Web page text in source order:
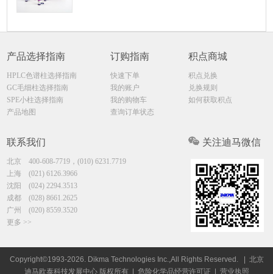
产品选择指南
HPLC色谱柱选择指南
GC毛细柱选择指南
SPE小柱选择指南
产品地图
订购指南
快速下单
我的账户
我的购物车
查询订单状态
积点商城
积点兑换
兑换规则
如何获取积点
联系我们
北京400-608-7719，(010) 6231.7719
上海(021) 6126.3966
沈阳(024) 2294.3513
成都(028) 8661.2625
广州(020) 8559.3520
更多 >>
关注迪马微信
Copyright©1993-2026. Dikma Technologies Inc.,All Rights Reserved.
| 北京
迪马欧泰科技发展中心 版权所有 | 危险化学品经营许可证| 营业执照